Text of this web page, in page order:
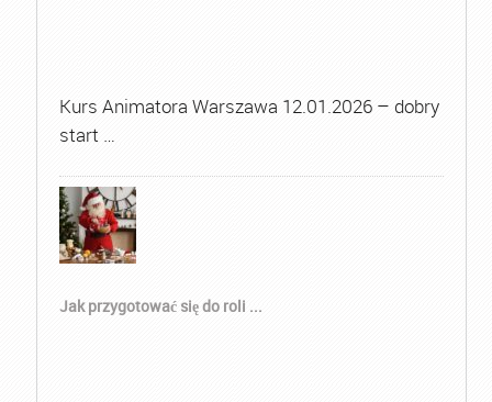
Kurs Animatora Warszawa 12.01.2026 – dobry
start …
Jak przygotować się do roli ...